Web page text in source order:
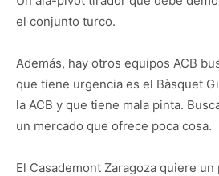
el conjunto turco.
Además, hay otros equipos ACB
que tiene urgencia es el Bàsquet
la ACB y que tiene mala pinta.
un mercado que ofrece poca cosa.
El Casademont Zaragoza quiere